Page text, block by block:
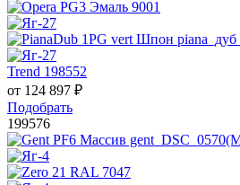
Trend 198552
от 124 897 ₽
Подобрать
199576